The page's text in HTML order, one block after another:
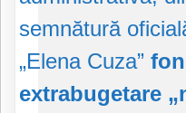
semnătură
„Elena Cuza”
extrabugetare